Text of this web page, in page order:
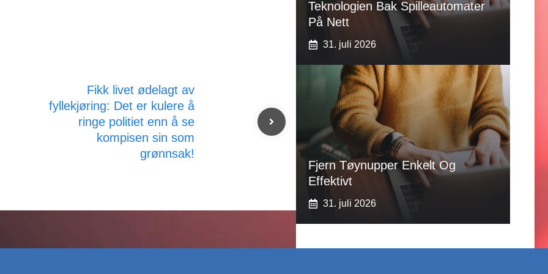
Fikk livet ødelagt av
fyllekjøring: Det er kulere å
ringe politiet enn å se
kompisen sin som
grønnsak!
Teknologien Bak Spilleautomater
På Nett
31. juli 2026
Fjern Tøynupper Enkelt Og
Effektivt
31. juli 2026